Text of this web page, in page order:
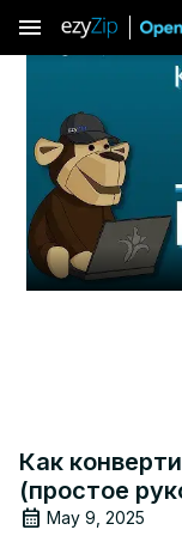
menu
Как
(простое
May 9, 2025